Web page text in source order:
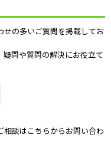
の多いご質問を掲載してお
問や質問の解決にお役立て
談はこちらからお問い合わ